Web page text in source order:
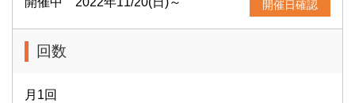
開催日確認
回数
月1回